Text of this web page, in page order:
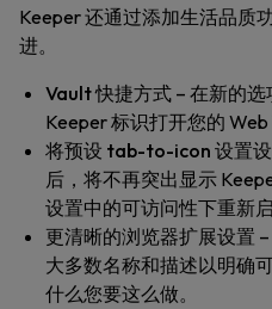
Keeper 还通过添加生活品质
进。
Vault 快捷方式 – 在新的
Keeper 标识打开您的 Web
将预设 tab-to-icon 设置设
后，将不再突出显示
设置中的可访问性下重新
更清晰的浏览器扩展设置
大多数名称和描述以明确
什么您要这么做。